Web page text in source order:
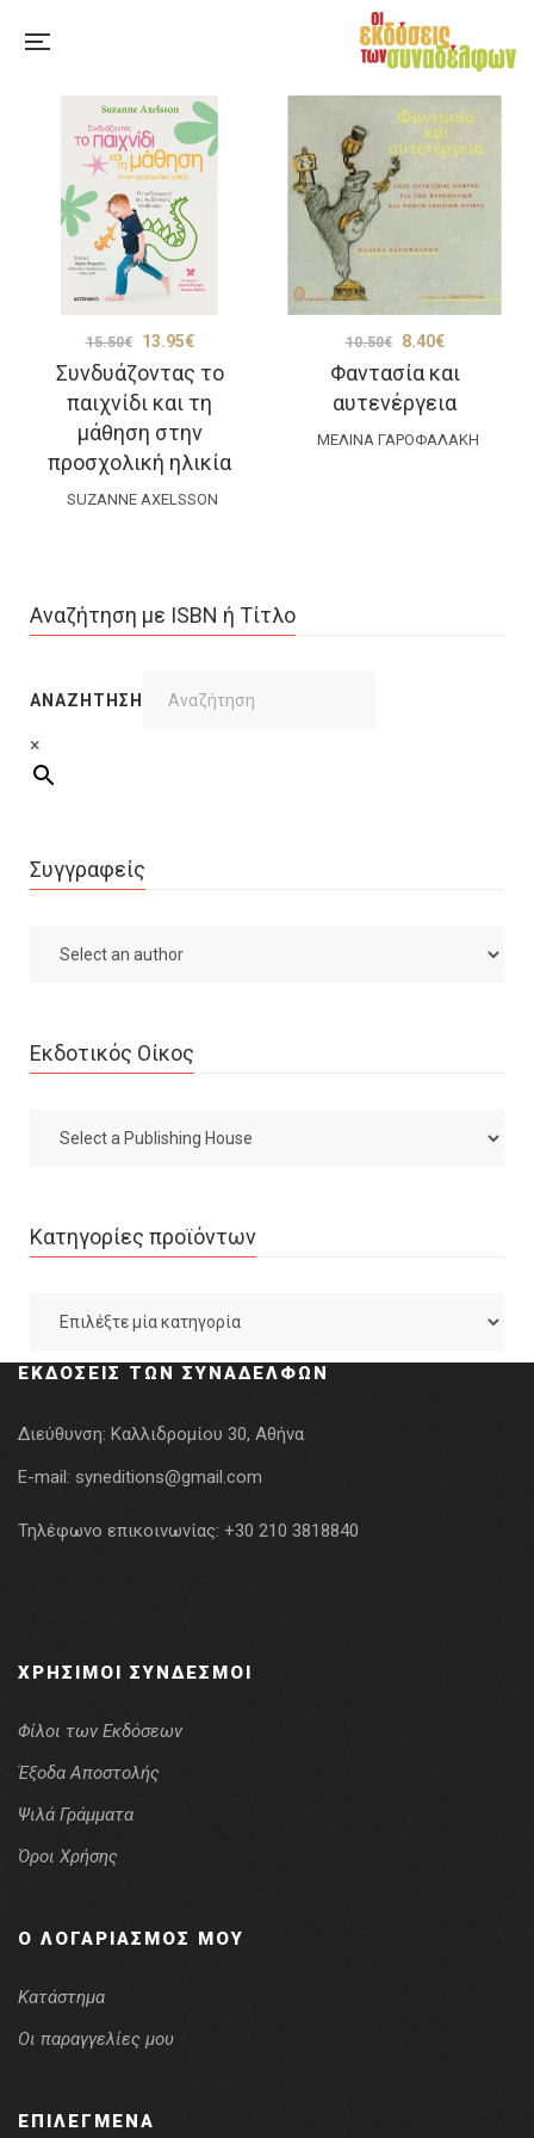
Συνδυάζοντας το
παιχνίδι και τη
μάθηση στην
προσχολική ηλικία
15.50€
Original
price
was:
15.50€.
13.95€Η
τρέχουσα
τιμή
είναι:
13.95€.
SUZANNE AXELSSON
Φαντασία και
αυτενέργεια
10.50€
Original
price
was:
10.50€.
8.40€Η
τρέχουσα
τιμή
είναι:
ΜΕΛΊΝΑ ΓΑΡΟΦΆΛΑΚΗ
Αναζήτηση με ISBN ή Τίτλο
ΑΝΑΖΉΤΗΣΗ
×
Συγγραφείς
Εκδοτικός Οίκος
Κατηγορίες προϊόντων
ΕΚΔΌΣΕΙΣ ΤΩΝ ΣΥΝΑΔΈΛΦΩΝ
Διεύθυνση: Καλλιδρομίου 30, Αθήνα
E-mail: syneditions@gmail.com
Τηλέφωνο επικοινωνίας: +30 210 3818840
ΧΡΉΣΙΜΟΙ ΣΎΝΔΕΣΜΟΙ
Φίλοι των Εκδόσεων
Έξοδα Αποστολής
Ψιλά Γράμματα
Όροι Χρήσης
Ο ΛΟΓΑΡΙΑΣΜΌΣ ΜΟΥ
Κατάστημα
Οι παραγγελίες μου
ΕΠΙΛΕΓΜΈΝΑ